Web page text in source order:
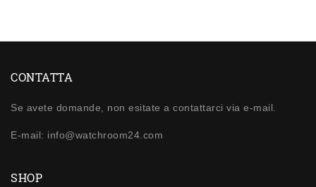
CONTATTA
Se avete domande, non esitate a contattarci via e-mail.
E-mail: info@watchroom24.com
SHOP